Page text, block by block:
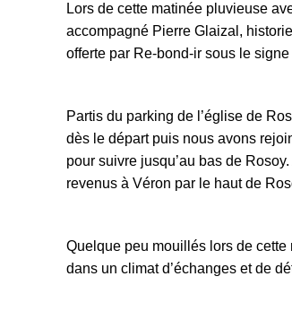
Lors de cette matinée pluvieuse
accompagné Pierre Glaizal,
offerte par Re-bond-ir sous le
Partis du parking de l’église de
dès le départ puis nous avons
pour suivre jusqu’au bas de
revenus à Véron par le haut de
Quelque peu mouillés lors de
dans un climat d’échanges et de